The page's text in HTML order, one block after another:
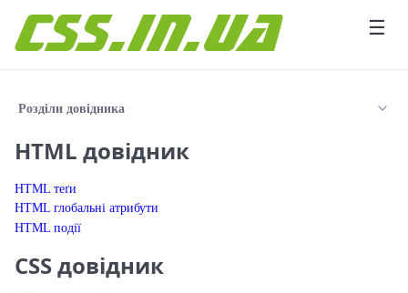
☰
Розділи довідника
HTML довідник
HTML теґи
HTML глобальні атрибути
HTML події
CSS довідник